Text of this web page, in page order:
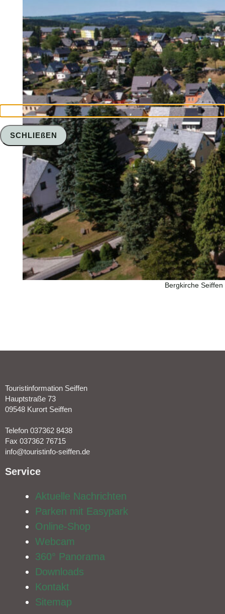
Bergkirche
Touristinformation Seiffen
Hauptstraße 73
09548 Kurort Seiffen
Telefon 037362 8438
Fax 037362 76715
info@touristinfo-seiffen.de
Service​
Aktuelle Nachrichten
Parken mit Easypark
Online-Shop
Webcam
360° Panorama
Downloads
Kontakt
Sitemap
SCHLIEßEN